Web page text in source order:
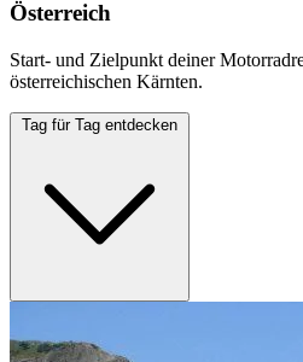
Österreich
Start- und Zielpunkt deiner
österreichischen Kärnten.
Tag für Tag entdecken